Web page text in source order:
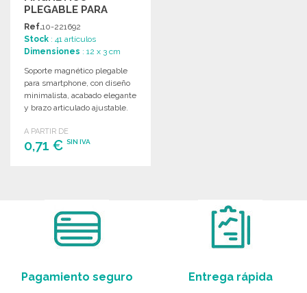
PLEGABLE PARA
SMARTPHONE
Ref.10-221692
Stock : 41 artículos
Dimensiones : 12 x 3 cm
Soporte magnético plegable
para smartphone, con diseño
minimalista, acabado elegante
y brazo articulado ajustable.
A PARTIR DE
0,71 € SIN IVA
Pagamiento seguro Entrega rápida